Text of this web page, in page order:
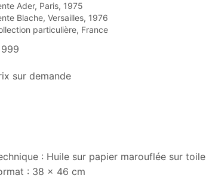
Ader, Paris, 1975
Blache, Versailles, 1976
particulière, France
sur demande
: Huile sur papier marouflée sur toile
: 38 x 46 cm